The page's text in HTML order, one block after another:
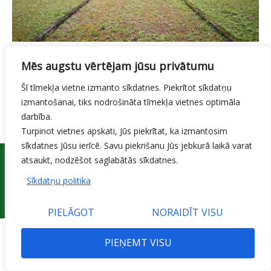
Mēs augstu vērtējam jūsu privātumu
Šī tīmekļa vietne izmanto sīkdatnes. Piekrītot sīkdatņu
izmantošanai, tiks nodrošināta tīmekļa vietnes optimāla
darbība.
Turpinot vietnes apskati, Jūs piekrītat, ka izmantosim
sīkdatnes Jūsu ierīcē. Savu piekrišanu Jūs jebkurā laikā varat
atsaukt, nodzēšot saglabātās sīkdatnes.
Sīkdatņu politika
PIELĀGOT NORAIDĪT VISU
PIEŅEMT VISU
SAZIŅA
DALĪTIES